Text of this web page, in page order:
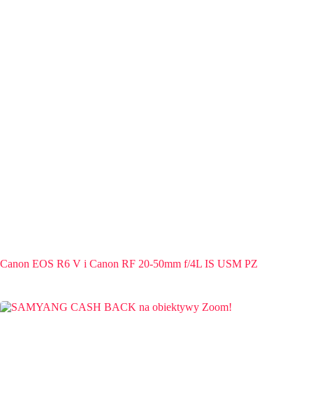
Canon EOS R6 V i Canon RF 20-50mm f/4L IS USM PZ